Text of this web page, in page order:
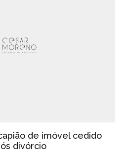
de imóvel cedido
divórcio